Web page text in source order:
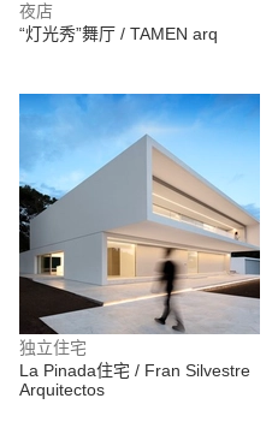
夜店
“灯光秀”舞厅 / TAMEN arq
独立住宅
La Pinada住宅 / Fran Silvestre
Arquitectos